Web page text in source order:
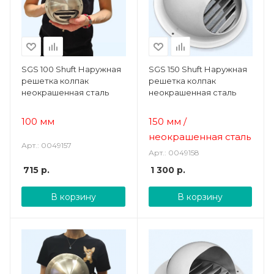
SGS 100 Shuft Наружная
решетка колпак
неокрашенная сталь
100 мм
Арт.: 0049157
715 р.
В корзину
SGS 150 Shuft Наружная
решетка колпак
неокрашенная сталь
150 мм /
неокрашенная сталь
Арт.: 0049158
1 300р.
В корзину